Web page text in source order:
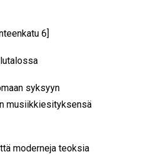
6]
syksyyn
musiikkiesityksensä
moderneja teoksia